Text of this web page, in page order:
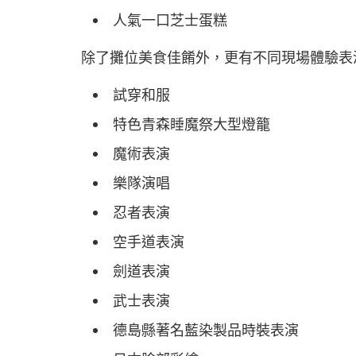
人氣一口芝士蛋糕
除了攤位美食佳餚外，更有不同現場體驗
試穿和服
特色青森睡魔祭大型燈籠
魔術表演
樂隊演唱
忍者表演
空手道表演
劍道表演
武士表演
德島縣著名藍染製品時裝表演